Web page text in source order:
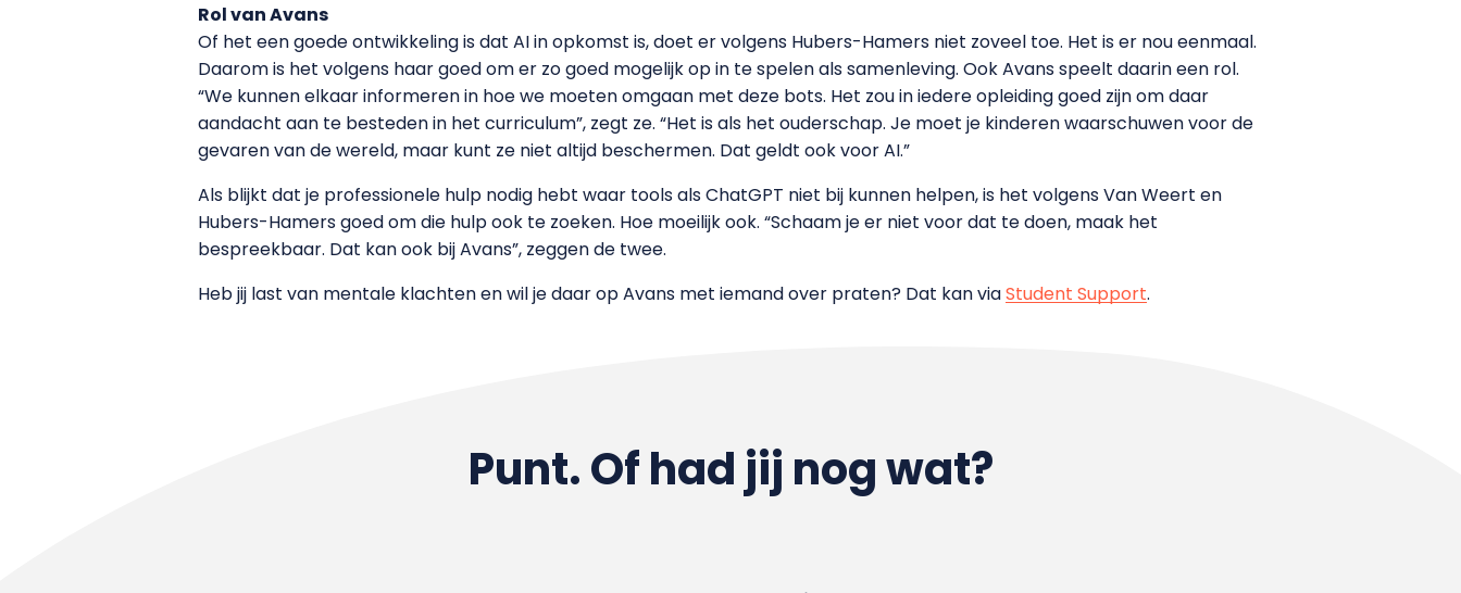
Rol van Avans
Of het een goede ontwikkeling is dat AI in opkomst is, doet er volgens Hubers-Hamers niet zoveel toe. Het is er nou eenmaal.
Daarom is het volgens haar goed om er zo goed mogelijk op in te spelen als samenleving. Ook Avans speelt daarin een rol.
“We kunnen elkaar informeren in hoe we moeten omgaan met deze bots. Het zou in iedere opleiding goed zijn om daar
aandacht aan te besteden in het curriculum”, zegt ze. “Het is als het ouderschap. Je moet je kinderen waarschuwen voor de
gevaren van de wereld, maar kunt ze niet altijd beschermen. Dat geldt ook voor AI.”
Als blijkt dat je professionele hulp nodig hebt waar tools als ChatGPT niet bij kunnen helpen, is het volgens Van Weert en
Hubers-Hamers goed om die hulp ook te zoeken. Hoe moeilijk ook. “Schaam je er niet voor dat te doen, maak het
bespreekbaar. Dat kan ook bij Avans”, zeggen de twee.
Heb jij last van mentale klachten en wil je daar op Avans met iemand over praten? Dat kan viaStudent Support.
Punt. Of had jij nog wat?